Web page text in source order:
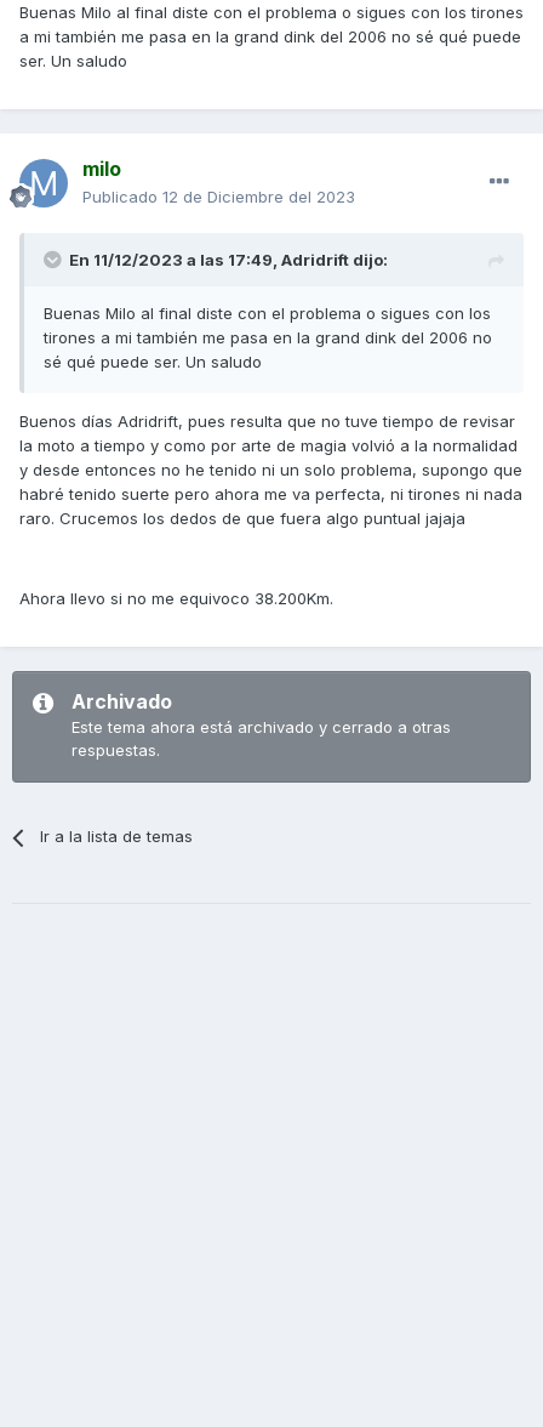
Buenas Milo al final diste con el problema o sigues con los tirones
a mi también me pasa en la grand dink del 2006 no sé qué puede
ser. Un saludo
milo
Publicado 12 de Diciembre del 2023
En 11/12/2023 a las 17:49, Adridrift dijo:
Buenas Milo al final diste con el problema o sigues con los
tirones a mi también me pasa en la grand dink del 2006 no
sé qué puede ser. Un saludo
Buenos días Adridrift, pues resulta que no tuve tiempo de revisar
la moto a tiempo y como por arte de magia volvió a la normalidad
y desde entonces no he tenido ni un solo problema, supongo que
habré tenido suerte pero ahora me va perfecta, ni tirones ni nada
raro. Crucemos los dedos de que fuera algo puntual jajaja
Ahora llevo si no me equivoco 38.200Km.
Archivado
Este tema ahora está archivado y cerrado a otras
respuestas.
Ir a la lista de temas